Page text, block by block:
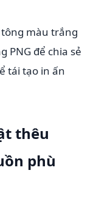
màu trắng
PNG để chia sẻ
tái tạo in ấn
thêu
phù